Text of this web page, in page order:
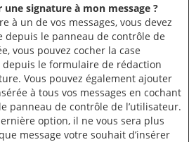
signature à mon message ?
à un de vos messages, vous devez
depuis le panneau de contrôle de
vous pouvez cocher la case
le formulaire de rédaction
Vous pouvez également ajouter
à tous vos messages en cochant
panneau de contrôle de l’utilisateur.
option, il ne vous sera plus
message votre souhait d’insérer